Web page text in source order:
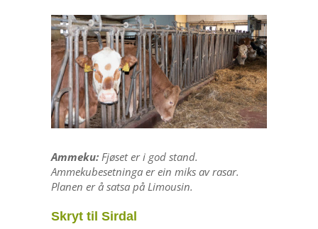
Ammeku:Fjøset er i god stand.
Ammekubesetninga er ein miks av rasar.
Planen er å satsa på Limousin.
Skryt til Sirdal